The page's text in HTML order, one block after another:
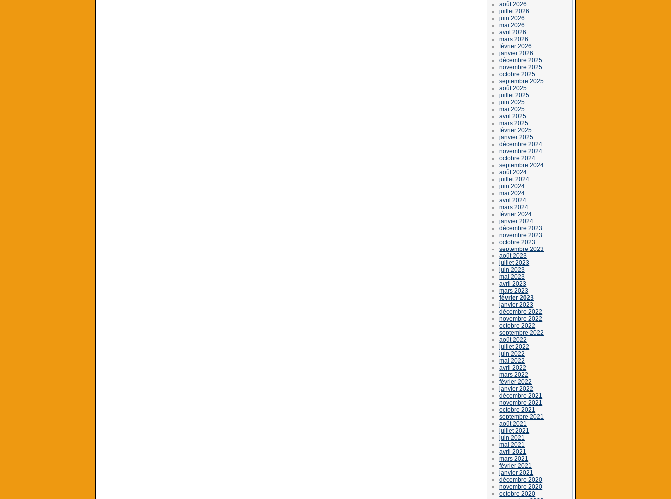
août 2026
juillet 2026
juin 2026
mai 2026
avril 2026
mars 2026
février 2026
janvier 2026
décembre 2025
novembre 2025
octobre 2025
septembre 2025
août 2025
juillet 2025
juin 2025
mai 2025
avril 2025
mars 2025
février 2025
janvier 2025
décembre 2024
novembre 2024
octobre 2024
septembre 2024
août 2024
juillet 2024
juin 2024
mai 2024
avril 2024
mars 2024
février 2024
janvier 2024
décembre 2023
novembre 2023
octobre 2023
septembre 2023
août 2023
juillet 2023
juin 2023
mai 2023
avril 2023
mars 2023
février 2023
janvier 2023
décembre 2022
novembre 2022
octobre 2022
septembre 2022
août 2022
juillet 2022
juin 2022
mai 2022
avril 2022
mars 2022
février 2022
janvier 2022
décembre 2021
novembre 2021
octobre 2021
septembre 2021
août 2021
juillet 2021
juin 2021
mai 2021
avril 2021
mars 2021
février 2021
janvier 2021
décembre 2020
novembre 2020
octobre 2020